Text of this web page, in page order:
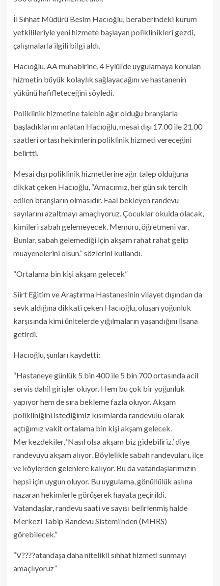
İl Sıhhat Müdürü Besim Hacıoğlu, beraberindeki kurum
yetkilileriyle yeni hizmete başlayan poliklinikleri gezdi,
çalışmalarla ilgili bilgi aldı.
Hacıoğlu, AA muhabirine, 4 Eylül’de uygulamaya konulan
hizmetin büyük kolaylık sağlayacağını ve hastanenin
yükünü hafifleteceğini söyledi.
Poliklinik hizmetine talebin ağır olduğu branşlarla
başladıklarını anlatan Hacıoğlu, mesai dışı 17.00 ile 21.00
saatleri ortası hekimlerin poliklinik hizmeti vereceğini
belirtti.
Mesai dışı poliklinik hizmetlerine ağır talep olduğuna
dikkat çeken Hacıoğlu, “Amacımız, her gün sık tercih
edilen branşların olmasıdır. Faal bekleyen randevu
sayılarını azaltmayı amaçlıyoruz. Çocuklar okulda olacak,
kimileri sabah gelemeyecek. Memuru, öğretmeni var.
Bunlar, sabah gelemediği için akşam rahat rahat gelip
muayenelerini olsun.” sözlerini kullandı.
“Ortalama bin kişi akşam gelecek”
Siirt Eğitim ve Araştırma Hastanesinin vilayet dışından da
sevk aldığına dikkati çeken Hacıoğlu, oluşan yoğunluk
karşısında kimi ünitelerde yığılmaların yaşandığını lisana
getirdi.
Hacıoğlu, şunları kaydetti:
“Hastaneye günlük 5 bin 400 ile 5 bin 700 ortasında acil
servis dahil girişler oluyor. Hem bu çok bir yoğunluk
yapıyor hem de sıra bekleme fazla oluyor. Akşam
polikliniğini istediğimiz kısımlarda randevulu olarak
açtığımız vakit ortalama bin kişi akşam gelecek.
Merkezdekiler, ‘Nasıl olsa akşam biz gidebiliriz.’ diye
randevuyu akşam alıyor. Böylelikle sabah randevuları, ilçe
ve köylerden gelenlere kalıyor. Bu da vatandaşlarımızın
hepsi için uygun oluyor. Bu uygulama, gönüllülük aslına
nazaran hekimlerle görüşerek hayata geçirildi.
Vatandaşlar, randevu saati ve sayısı belirlenmiş halde
Merkezi Tabip Randevu Sistemi’nden (MHRS)
görebilecek.”
“V????atandaşa daha nitelikli sıhhat hizmeti sunmayı
amaçlıyoruz”